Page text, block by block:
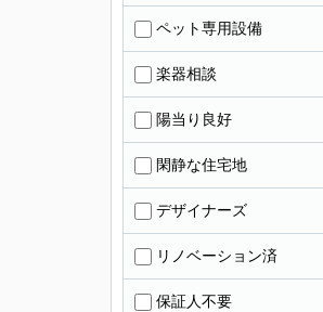
ペット専用設備
楽器相談
陽当り良好
閑静な住宅地
デザイナーズ
リノベーション済
保証人不要